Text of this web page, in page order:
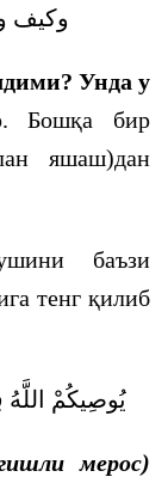
وكيف
Унда у
Бошқа бир
яшаш)дан
баъзи
тенг қилиб
يُوصِيكُمْ اللَّهُ
мерос)